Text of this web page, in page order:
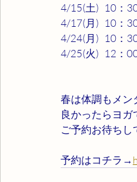
4/15(土)   10：
4/17(月)   10：
4/24(月)   10：
4/25(火)   12：
春は体調もメン
良かったらヨ
ご予約お待ち
予約はコチラ→